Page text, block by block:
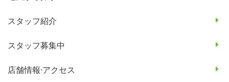
スタッフ紹介
スタッフ募集中
店舗情報·アクセス